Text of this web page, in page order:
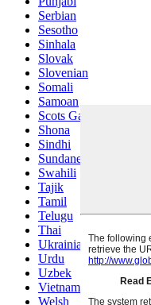
Serbian
Sesotho
Sinhala
Slovak
Slovenian
Somali
Samoan
Scots Gaelic
Shona
Sindhi
Sundanese
Swahili
Tajik
Tamil
Telugu
Thai
Ukrainian
Urdu
Uzbek
Vietnamese
Welsh